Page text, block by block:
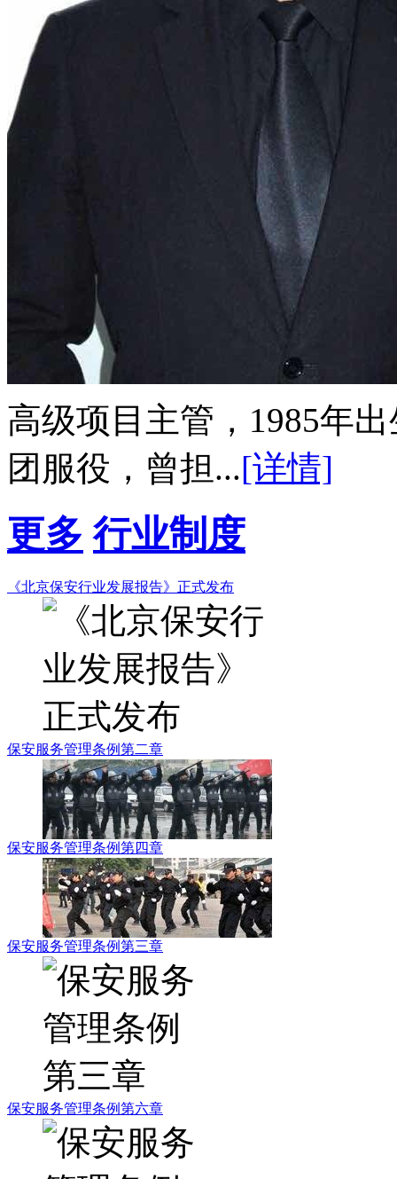
高级项目主管，1985年
团服役，曾担...[详情]
更多 行业制度
《北京保安行业发展报告》正式发布
保安服务管理条例第二章
保安服务管理条例第四章
保安服务管理条例第三章
保安服务管理条例第六章